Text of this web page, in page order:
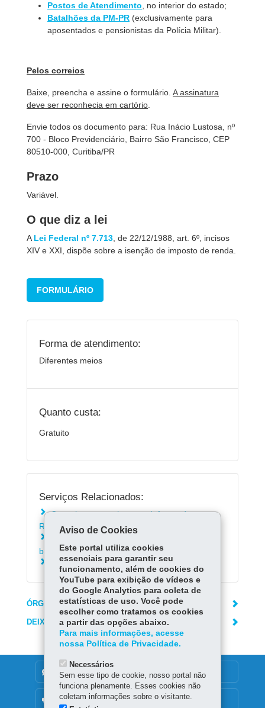
Postos de Atendimento , no interior do estado;
Batalhões da PM-PR (exclusivamente para
aposentados e pensionistas da Polícia Militar).
Pelos correios
Baixe, preencha e assine o formulário. A assinatura
deve ser reconhecia em cartório
Envie todos os documento para: Rua Inácio Lustosa, nº
700 - Bloco Previdenciário, Bairro São Francisco, CEP
80510-000, Curitiba/PR
Prazo
Variável.
O que diz a lei
A Lei Federal nº 7.713 , de 22/12/1988, art. 6º, incisos
XIV e XXI, dispõe sobre a isenção de imposto de renda.
FORMULÁRIO
Forma de atendimento:
Diferentes meios
Quanto custa:
Gratuito
Serviços Relacionados:
Consultar contracheque e Informe de
Rendimentos da Paranaprevidência
beneficiário da Paranaprevidência
Atualizar cadastro na Paraprevidência
ÓRGÃO RESPONSÁVEL
DEIXE SUA OPINIÃO
DENUNCIE CORRUPÇÃO
OUVIDORIA
Aviso de Cookies
Este portal utiliza cookies
essenciais para garantir seu
funcionamento, além de cookies do
YouTube para exibição de vídeos e
do Google Analytics para coleta de
estatísticas de uso. Você pode
escolher como tratamos os cookies
a partir das opções abaixo.
Para mais informações, acesse
nossa Política de Privacidade.
Necessários
Sem esse tipo de cookie, nosso portal não
funciona plenamente. Esses cookies não
coletam informações sobre o visitante.